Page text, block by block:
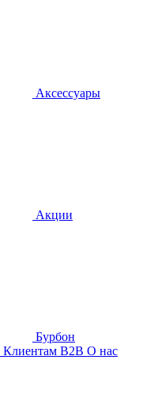
Аксессуары
Акции
Бурбон
Клиентам B2B О нас